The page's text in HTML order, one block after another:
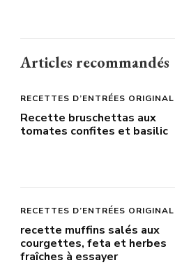
Articles recommandés
RECETTES D’ENTRÉES
Recette bruschettas aux
tomates confites et basilic
RECETTES D’ENTRÉES
recette muffins salés aux
courgettes, feta et herbes
fraîches à essayer